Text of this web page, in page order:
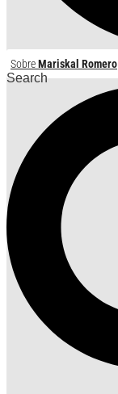
SobreMariskal Romero
Search